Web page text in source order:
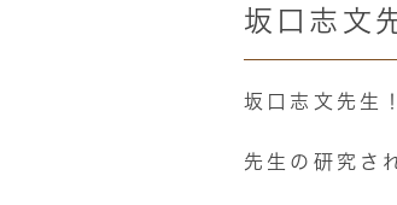
坂口志文
坂口志文先生
先生の研究さ